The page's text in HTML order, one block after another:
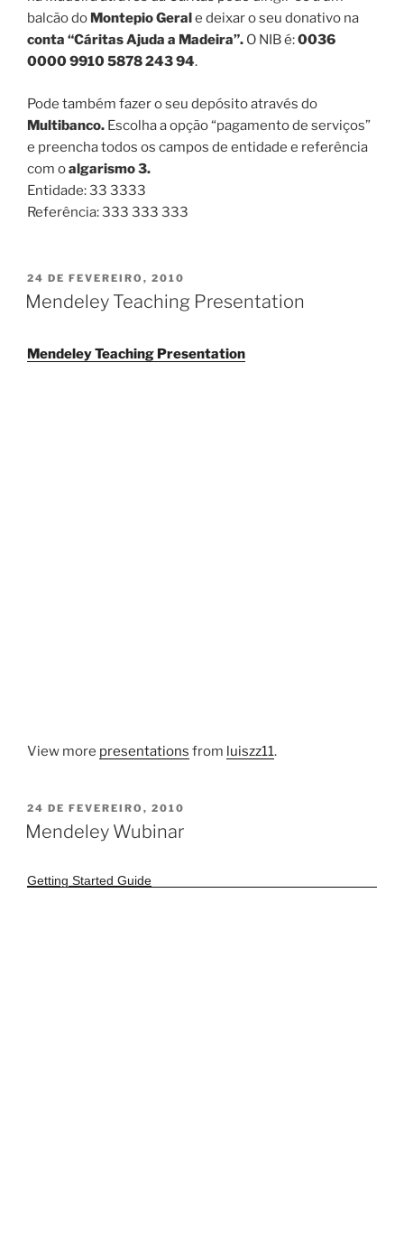
balcão do Montepio Gerale deixar o seu donativo na
conta “Cáritas Ajuda a Madeira”. O NIB é:0036
0000 9910 5878 243 94.
Pode também fazer o seu depósito através do
Multibanco. Escolha a opção “pagamento de serviços”
e preencha todos os campos de entidade e referência
com oalgarismo 3.
Entidade: 33 3333
Referência: 333 333 333
PUBLICADO
EM
24 DE FEVEREIRO, 2010
Mendeley Teaching Presentation
Mendeley Teaching Presentation
View more presentations from luiszz11.
PUBLICADO
EM
24 DE FEVEREIRO, 2010
Mendeley Wubinar
Getting Started Guide